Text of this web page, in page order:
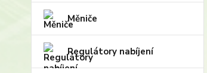
Měniče
Regulátory nabíjení